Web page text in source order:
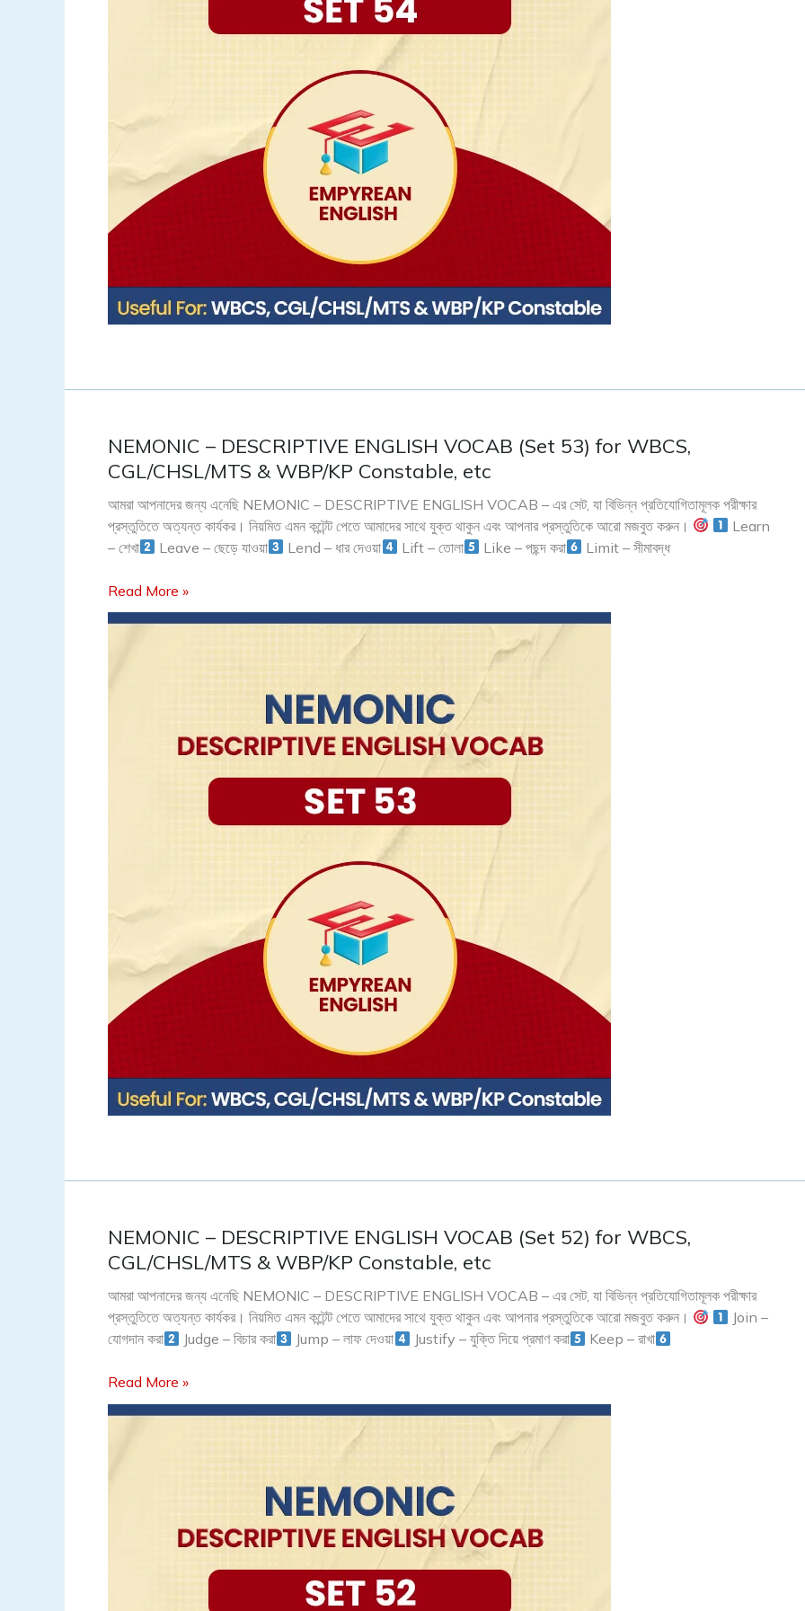
NEMONIC – DESCRIPTIVE ENGLISH VOCAB (Set 53) for WBCS,
CGL/CHSL/MTS & WBP/KP Constable, etc
আমরা আপনাদের জন্য এনেছি NEMONIC – DESCRIPTIVE ENGLISH VOCAB – এর সেট, যা বিভিন্ন প্রতিযোগিতামূলক পরীক্ষার
প্রস্তুতিতে অত্যন্ত কার্যকর। নিয়মিত এমন কন্টেন্ট পেতে আমাদের সাথে যুক্ত থাকুন এবং আপনার প্রস্তুতিকে আরো মজবুত করুন।
Learn
– শেখা
Leave – ছেড়ে যাওয়া Lend – ধার দেওয়া Lift – তোলা Like – পছন্দ করা Limit – সীমাবদ্ধ
NEMONIC
–
DESCRIPTIVE
ENGLISH
VOCAB
(Set
for
WBCS,
Read More »
NEMONIC – DESCRIPTIVE ENGLISH VOCAB (Set 52) for WBCS,
CGL/CHSL/MTS & WBP/KP Constable, etc
আমরা আপনাদের জন্য এনেছি NEMONIC – DESCRIPTIVE ENGLISH VOCAB – এর সেট, যা বিভিন্ন প্রতিযোগিতামূলক পরীক্ষার
প্রস্তুতিতে অত্যন্ত কার্যকর। নিয়মিত এমন কন্টেন্ট পেতে আমাদের সাথে যুক্ত থাকুন এবং আপনার প্রস্তুতিকে আরো মজবুত করুন।
Join –
যোগদান করা
Judge – বিচার করা Jump – লাফ দেওয়া Justify – যুক্তি দিয়ে প্রমাণ করা Keep – রাখা
NEMONIC
–
ENGLISH
VOCAB
(Set
for
WBCS,
Read More »